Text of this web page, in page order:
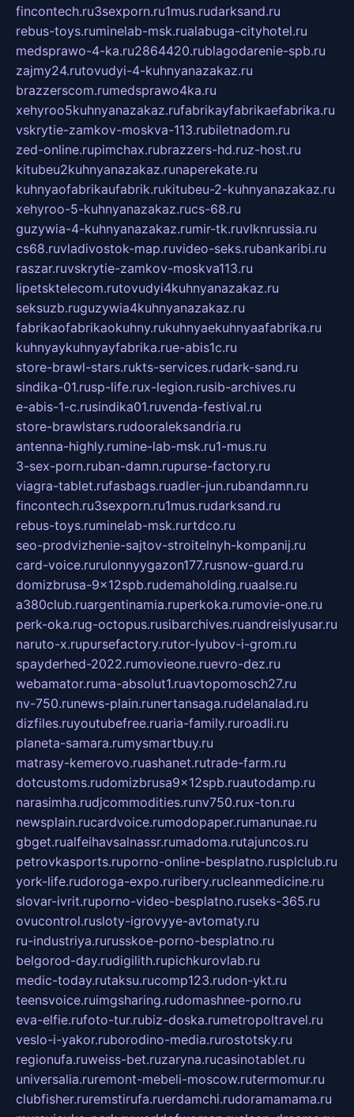
fincontech.ru3sexporn.ru1mus.rudarksand.ru
rebus-toys.ruminelab-msk.rualabuga-cityhotel.ru
medsprawo-4-ka.ru2864420.rublagodarenie-spb.ru
zajmy24.rutovudyi-4-kuhnyanazakaz.ru
brazzerscom.rumedsprawo4ka.ru
xehyroo5kuhnyanazakaz.rufabrikayfabrikaefabrika.ru
vskrytie-zamkov-moskva-113.rubiletnadom.ru
zed-online.rupimchax.rubrazzers-hd.ruz-host.ru
kitubeu2kuhnyanazakaz.runaperekate.ru
kuhnyaofabrikaufabrik.rukitubeu-2-kuhnyanazakaz.ru
xehyroo-5-kuhnyanazakaz.rucs-68.ru
guzywia-4-kuhnyanazakaz.rumir-tk.ruvlknrussia.ru
cs68.ruvladivostok-map.ruvideo-seks.rubankaribi.ru
raszar.ruvskrytie-zamkov-moskva113.ru
lipetsktelecom.rutovudyi4kuhnyanazakaz.ru
seksuzb.ruguzywia4kuhnyanazakaz.ru
fabrikaofabrikaokuhny.rukuhnyaekuhnyaafabrika.ru
kuhnyaykuhnyayfabrika.rue-abis1c.ru
store-brawl-stars.rukts-services.rudark-sand.ru
sindika-01.rusp-life.rux-legion.rusib-archives.ru
e-abis-1-c.rusindika01.ruvenda-festival.ru
store-brawlstars.rudooraleksandria.ru
antenna-highly.rumine-lab-msk.ru1-mus.ru
3-sex-porn.ruban-damn.rupurse-factory.ru
viagra-tablet.rufasbags.ruadler-jun.rubandamn.ru
fincontech.ru3sexporn.ru1mus.rudarksand.ru
rebus-toys.ruminelab-msk.rurtdco.ru
seo-prodvizhenie-sajtov-stroitelnyh-kompanij.ru
card-voice.rurulonnyygazon177.rusnow-guard.ru
domizbrusa-9x12spb.rudemaholding.ruaalse.ru
a380club.ruargentinamia.ruperkoka.rumovie-one.ru
perk-oka.rug-octopus.rusibarchives.ruandreislyusar.ru
naruto-x.rupursefactory.rutor-lyubov-i-grom.ru
spayderhed-2022.rumovieone.ruevro-dez.ru
webamator.ruma-absolut1.ruavtopomosch27.ru
nv-750.runews-plain.runertansaga.rudelanalad.ru
dizfiles.ruyoutubefree.ruaria-family.ruroadli.ru
planeta-samara.rumysmartbuy.ru
matrasy-kemerovo.ruashanet.rutrade-farm.ru
dotcustoms.rudomizbrusa9x12spb.ruautodamp.ru
narasimha.rudjcommodities.runv750.rux-ton.ru
newsplain.rucardvoice.rumodopaper.rumanunae.ru
gbget.rualfeihavsalnassr.rumadoma.rutajuncos.ru
petrovkasports.ruporno-online-besplatno.rusplclub.ru
york-life.rudoroga-expo.ruribery.rucleanmedicine.ru
slovar-ivrit.ruporno-video-besplatno.ruseks-365.ru
ovucontrol.rusloty-igrovyye-avtomaty.ru
ru-industriya.rurusskoe-porno-besplatno.ru
belgorod-day.rudigilith.rupichkurovlab.ru
medic-today.rutaksu.rucomp123.rudon-ykt.ru
teensvoice.ruimgsharing.rudomashnee-porno.ru
eva-elfie.rufoto-tur.rubiz-doska.rumetropoltravel.ru
veslo-i-yakor.ruborodino-media.rurostotsky.ru
regionufa.ruweiss-bet.ruzaryna.rucasinotablet.ru
universalia.ruremont-mebeli-moscow.rutermomur.ru
clubfisher.ruremstirufa.ruerdamchi.rudoramamama.ru